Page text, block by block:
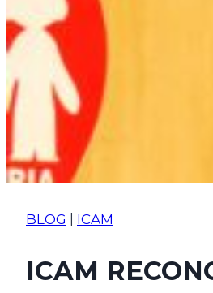
BLOG | ICAM
ICAM